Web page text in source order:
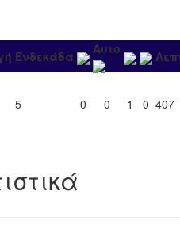
Ενδεκάδα Αυτο
5 0 0 1 0 407